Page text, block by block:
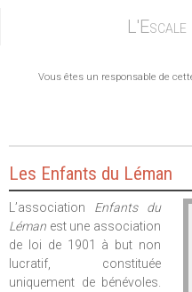
L'Escale
Vous êtes un responsable de
Les Enfants du Léman
L’association Enfants du
Léman est une association
de loi de 1901 à but non
lucratif, constituée
uniquement de bénévoles.